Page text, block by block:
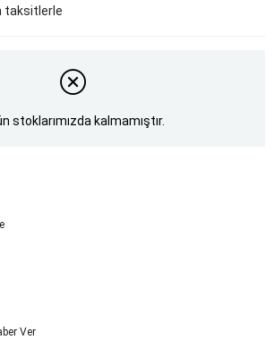
taksitlerle
stoklarımızda kalmamıştır.
Ver